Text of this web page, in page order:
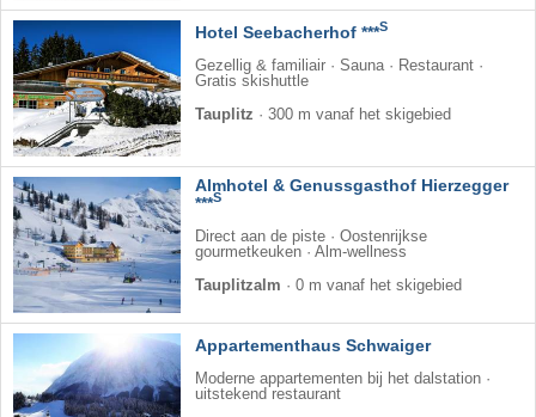
Hotel Seebacherhof ***S
Gezellig & familiair · Sauna · Restaurant ·
Gratis skishuttle
Tauplitz · 300 m vanaf het skigebied
Almhotel & Genussgasthof Hierzegger
***S
Direct aan de piste · Oostenrijkse
gourmetkeuken · Alm-wellness
Tauplitzalm · 0 m vanaf het skigebied
Appartementhaus Schwaiger
Moderne appartementen bij het dalstation ·
uitstekend restaurant